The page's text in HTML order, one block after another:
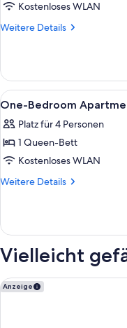
Bedroom
Apartment
People)
anzeigen
Kostenloses WLAN
Weitere Details
Weitere
Bedroom
Apartment
with
People)
Alle
Fotos
für
One-
Bedroom
Apartment(4
11
One-Bedroom
Platz für 4 Personen
1 Queen-Bett
Kostenloses WLAN
Weitere Details
Weitere
Bedroom
People)
Vielleicht
Anzeige
Campanile NATURE -